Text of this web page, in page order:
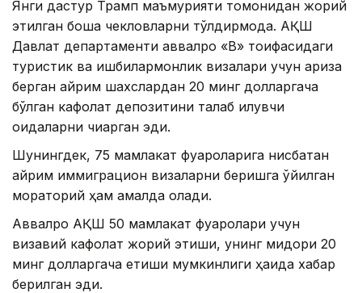
Янги дастур Трамп маъмурияти томонидан жорий
этилган бошқа чекловларни тўлдирмоқда. АҚШ
Давлат департаменти аввалроқ «B» тоифасидаги
туристик ва ишбилармонлик визалари учун ариза
берган айрим шахслардан 20 минг долларгача
бўлган кафолат депозитини талаб қилувчи
қоидаларни чиқарган эди.
Шунингдек, 75 мамлакат фуқароларига нисбатан
айрим иммиграцион визаларни беришга қўйилган
мораторий ҳам амалда қолади.
Аввалроқ АҚШ 50 мамлакат фуқаролари учун
визавий кафолат жорий этиши, унинг миқдори 20
минг долларгача етиши мумкинлиги ҳақида хабар
берилган эди.